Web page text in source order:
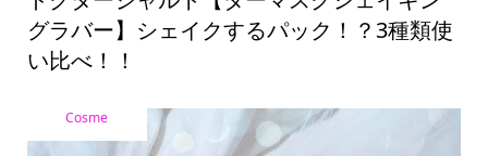
グラバー】シェイクするパック！？3種類使
い比べ！！
Cosme